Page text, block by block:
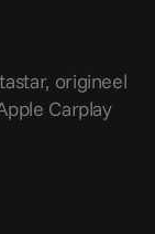
origineel
Carplay